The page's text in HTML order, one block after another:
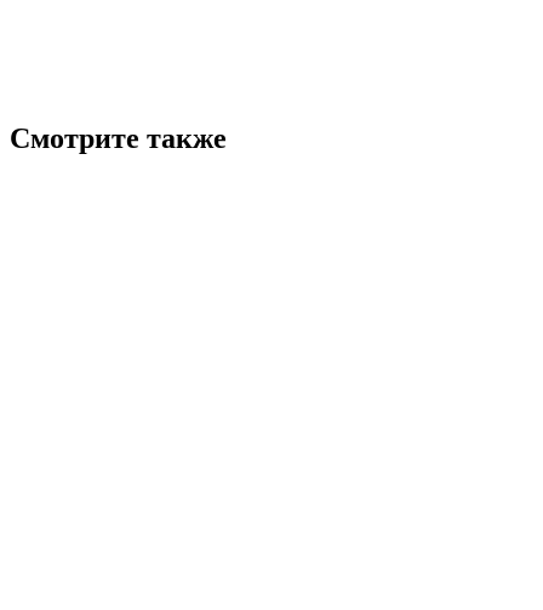
Смотрите также